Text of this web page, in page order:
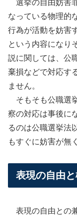
選挙の自由妨害
なっている物理的
行為が活動を妨害
という内容になり
説に関しては、公
棄損などで対応す
ません。
そもそも公職選
察の対応は事後に
るのは公職選挙法
もすぐに妨害が無
表現の自由
表現の自由との